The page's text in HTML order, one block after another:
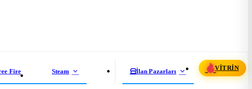
Fire Steam İlan Pazarları VITRIN